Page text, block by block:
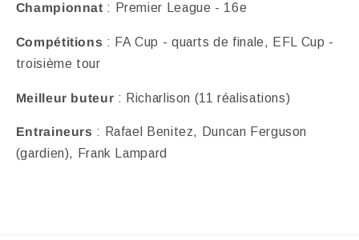
Championnat : Premier League - 16e
Compétitions : FA Cup - quarts de finale, EFL Cup -
troisième tour
Meilleur buteur : Richarlison (11 réalisations)
Entraineurs : Rafael Benitez, Duncan Ferguson
(gardien), Frank Lampard